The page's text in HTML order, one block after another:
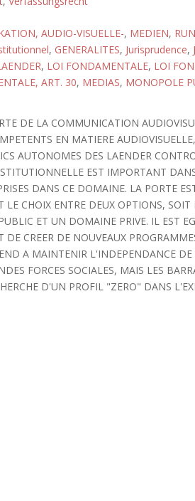
AUDIO-VISUELLE-, MEDIEN,
, GENERALITES, Jurisprudence,
, LOI FONDAMENTALE, LOI
ART. 30, MEDIAS, MONOPOLE
DE LA COMMUNICATION
EN MATIERE
AUTONOMES DES LAENDER
EST IMPORTANT
DANS CE DOMAINE. LA PORTE
LE CHOIX ENTRE DEUX OPTIONS,
ET UN DOMAINE PRIVE. IL EST
CREER DE NOUVEAUX
A MAINTENIR L'INDEPENDANCE
FORCES SOCIALES, MAIS LES
D'UN PROFIL "ZERO" DANS